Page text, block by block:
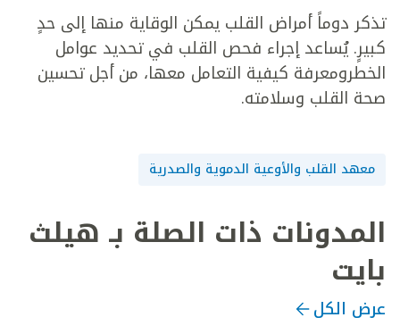
تذكر دوماً أمراض القلب يمكن الوقاية منها إلى حدٍ
كبيرٍ. يُساعد إجراء فحص القلب في تحديد عوامل
الخطرومعرفة كيفية التعامل معها، من أجل تحسين
صحة القلب وسلامته.
معهد القلب والأوعية الدموية والصدرية
المدونات ذات الصلة بـ هيلث
بايت
عرض الكل